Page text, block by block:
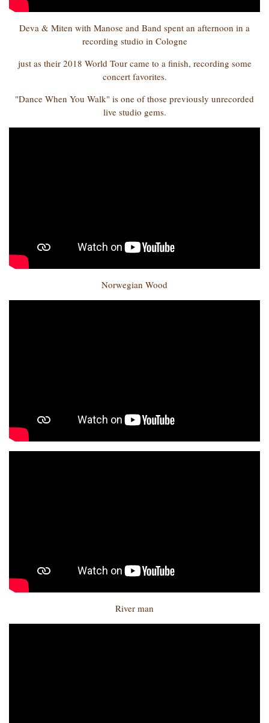
Deva & Miten with Manose and Band spent an afternoon in a
recording studio in Cologne
just as their 2018 World Tour came to a finish, recording some
concert favorites.
"Dance When You Walk" is one of those previously unrecorded
live studio gems.
Norwegian Wood
River man